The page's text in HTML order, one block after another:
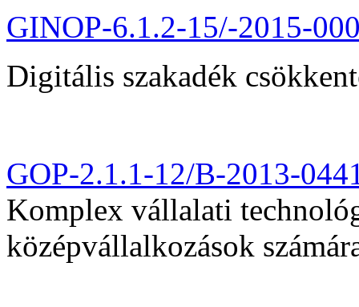
GINOP-6.1.2-15/-2015-
Digitális szakadék
GOP-2.1.1-12/B-2013-
Komplex vállalati
középvállalkozások